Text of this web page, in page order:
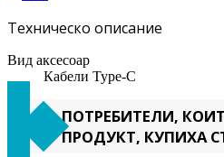
Техническо описание
Вид аксесоар
Кабели Type-C
ПОТРЕБИТЕЛИ,
ПРОДУКТ, КУПИХА